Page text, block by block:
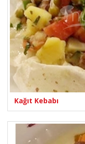
Kağıt Kebabı